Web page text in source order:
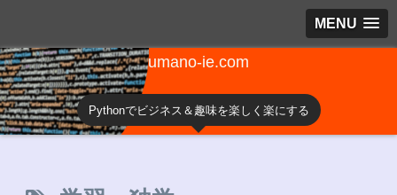
MENU
umano-ie.com
Pythonでビジネス＆趣味を楽しく楽にする